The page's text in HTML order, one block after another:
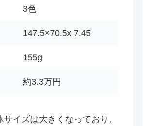
3色
147.5×70.5x 7.45
155g
約3.3万円
イズは大きくなっており、